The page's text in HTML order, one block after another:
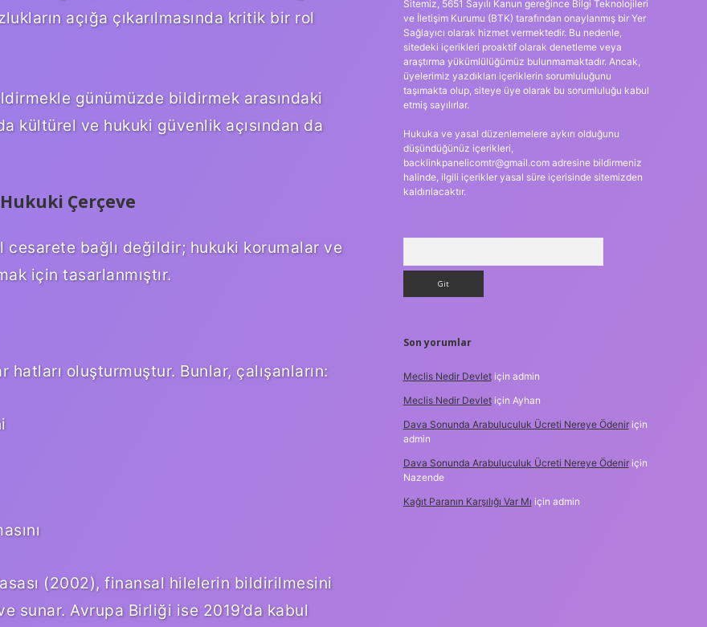
açığa çıkarılmasında kritik bir rol
günümüzde bildirmek arasındaki
kültürel ve hukuki güvenlik açısından da
Çerçeve
bağlı değildir; hukuki korumalar ve
için tasarlanmıştır.
oluşturmuştur. Bunlar, çalışanların:
(2002), finansal hilelerin bildirilmesini
sunar. Avrupa Birliği ise 2019’da kabul
Sitemiz, 5651 Sayılı Kanun gereğince Bilgi Teknolojileri
ve İletişim Kurumu (BTK) tarafından onaylanmış bir Yer
Sağlayıcı olarak hizmet vermektedir. Bu nedenle,
sitedeki içerikleri proaktif olarak denetleme veya
araştırma yükümlülüğümüz bulunmamaktadır. Ancak,
üyelerimiz yazdıkları içeriklerin sorumluluğunu
taşımakta olup, siteye üye olarak bu sorumluluğu kabul
etmiş sayılırlar.
Hukuka ve yasal düzenlemelere aykırı olduğunu
düşündüğünüz içerikleri,
backlinkpanelicomtr@gmail.comadresine bildirmeniz
halinde, ilgili içerikler yasal süre içerisinde sitemizden
kaldırılacaktır.
Son yorumlar
Meclis Nedir Devletiçin admin
Meclis Nedir Devletiçin Ayhan
Dava Sonunda Arabuluculuk Ücreti Nereye Ödeniriçin
admin
Dava Sonunda Arabuluculuk Ücreti Nereye Ödeniriçin
Nazende
Kağıt Paranın Karşılığı Var Mı için admin